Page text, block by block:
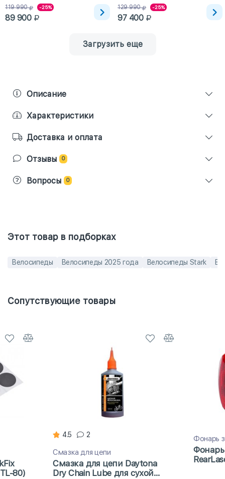
119 990 -25%
89 900
129 990 -25%
97 400
Загрузить еще
Описание
Характеристики
Доставка и оплата
Отзывы 0
Вопросы 0
Этот товар в подборках
Велосипеды Велосипеды 2025 года Велосипеды Stark
Сопутствующие товары
80)
4.5 2
Смазка для цепи
Смазка для цепи Daytona
Dry Chain Lube для сухой
Фонарь
Фонарь